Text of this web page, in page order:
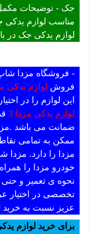
جک - توضیحات
مناسب لوازم یدکی
لوازم یدکی جک در
- فروشگاه مزدا
فروش لوازم یدکی
این لوازم را در
لوازم یدکی مزدا 3
ضمانت می باشد
ممکن به تمامی
مزدا را دارد. مزدا
خودرو مزدا را
نحوه ی تعمیر و
تخصصی در اختیار
عزیز نسبت به خرید
برای خرید لوازم